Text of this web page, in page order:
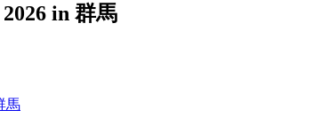
in 群馬
馬